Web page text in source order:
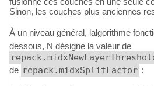
Sinon, les couches plus anciennes
À un niveau général, lalgorithme
dessous, N désigne la valeur de
de repack.midxSplitFactor :